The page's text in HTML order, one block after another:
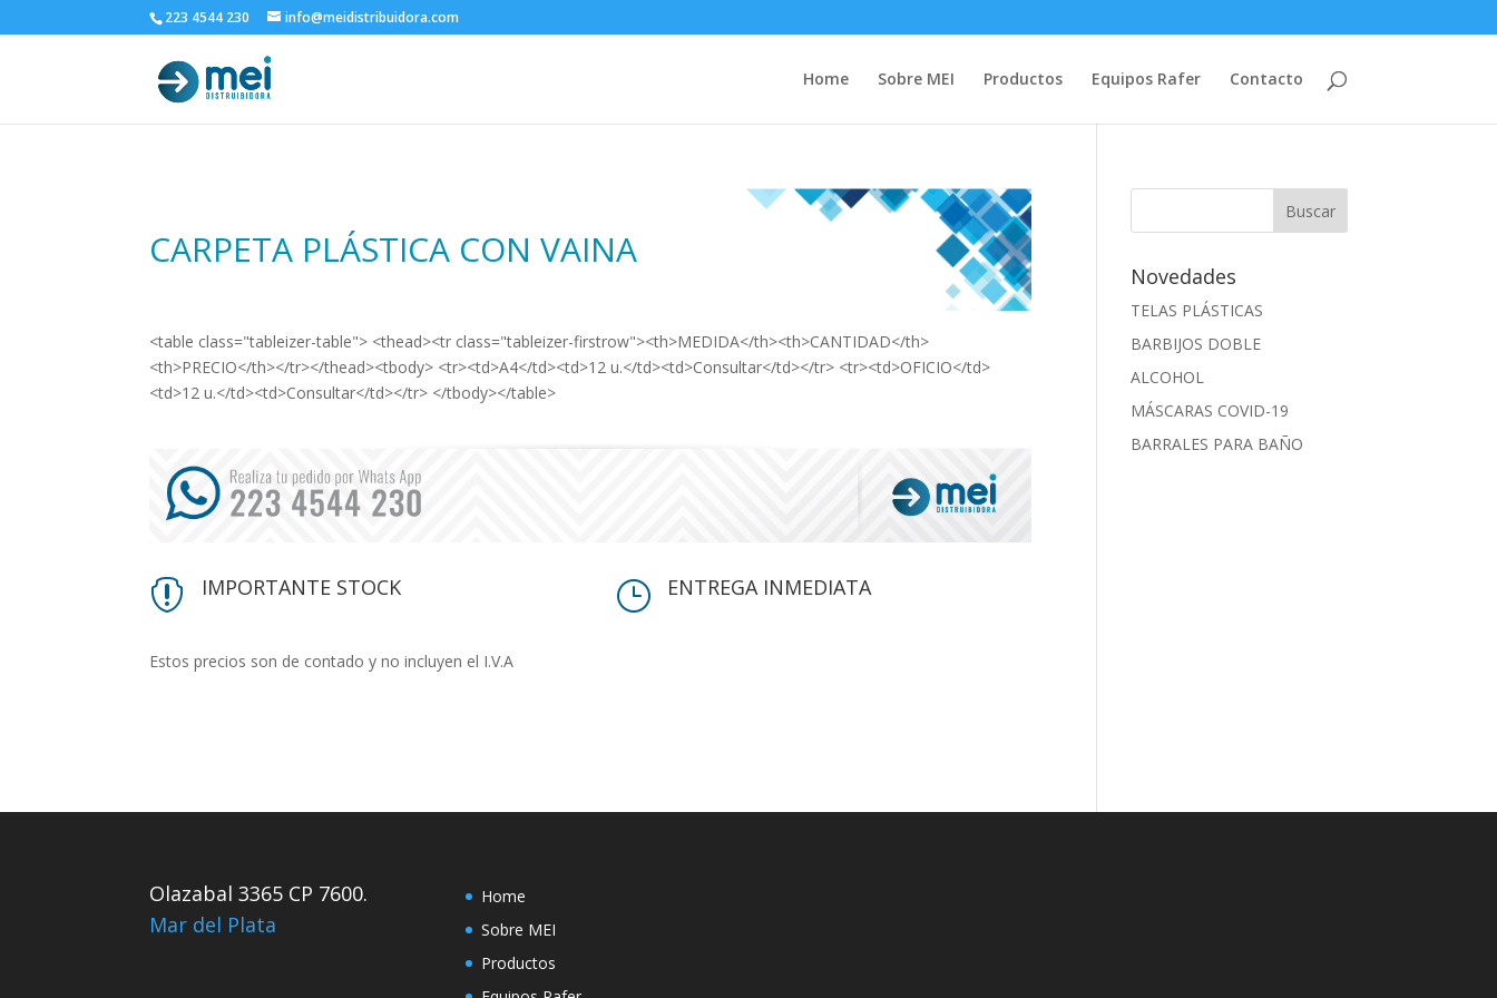
223 4544 230 info@meidistribuidora.com
Home Sobre MEI Productos Equipos Rafer Contacto
CARPETA PLÁSTICA CON VAINA
<table class="tableizer-table"> <thead><tr class="tableizer-firstrow"><th>MEDIDA</th><th>CANTIDAD</th>
<th>PRECIO</th></tr></thead><tbody> <tr><td>A4</td><td>12 u.</td><td>Consultar</td></tr> <tr><td>OFICIO</td>
<td>12 u.</td><td>Consultar</td></tr> </tbody></table>
 IMPORTANTE STOCK } ENTREGA INMEDIATA
Estos precios son de contado y no incluyen el I.V.A
Novedades
TELAS PLÁSTICAS
BARBIJOS DOBLE
ALCOHOL
MÁSCARAS COVID-19
BARRALES PARA BAÑO
Olazabal 3365 CP 7600.
Mar del Plata
Home
Sobre MEI
Productos